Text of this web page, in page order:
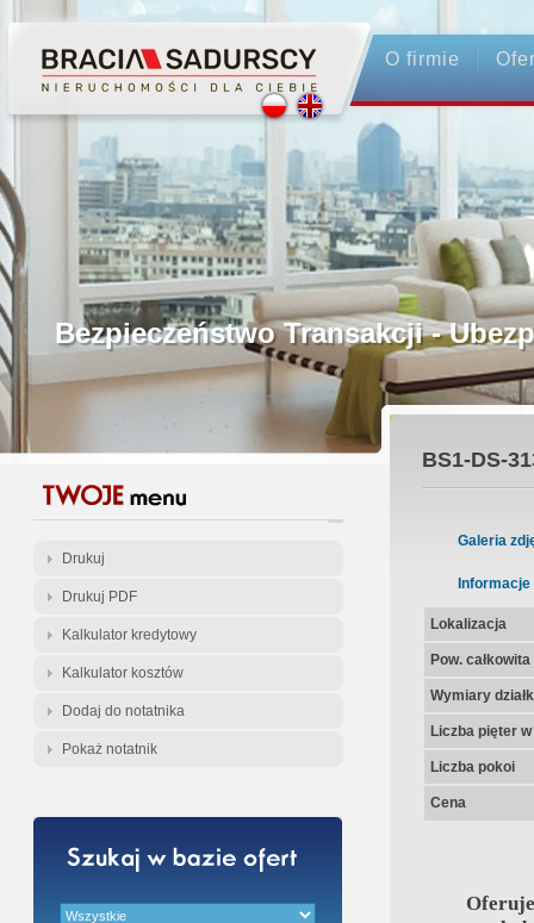
O firmie
Profesjonalne Pośrednictwo
Bezpieczeństwo Transakcji -
Licencjonowani Pośrednicy
Gwarancja Zwrotu Zadatku
Gratis - Przedwstępna Umowa
Drukuj
Drukuj PDF
Kalkulator kredytowy
Kalkulator kosztów
Dodaj do notatnika
Pokaż notatnik
BS1-DS-
Galeria
Informacje
Lokalizacja
Pow.
Wymiary
Liczba pięter
Liczba pokoi
Cena